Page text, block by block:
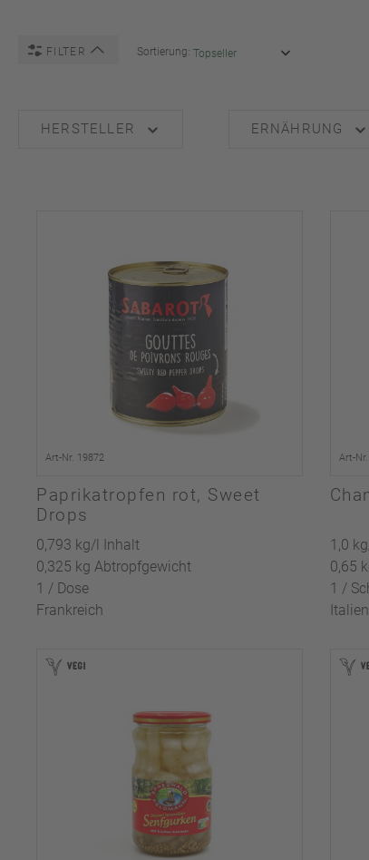
FILTER Sortierung:
HERSTELLER ERNÄHRUNG
Art-Nr. 19872
Paprikatropfen rot, Sweet
Drops
0,793 kg/l Inhalt
0,325 kg Abtropfgewicht
1 / Dose
Frankreich
Art-
1,0
0,65
1 /
Italien